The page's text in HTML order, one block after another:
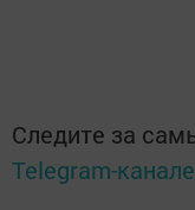
Следите за
Telegram-канале